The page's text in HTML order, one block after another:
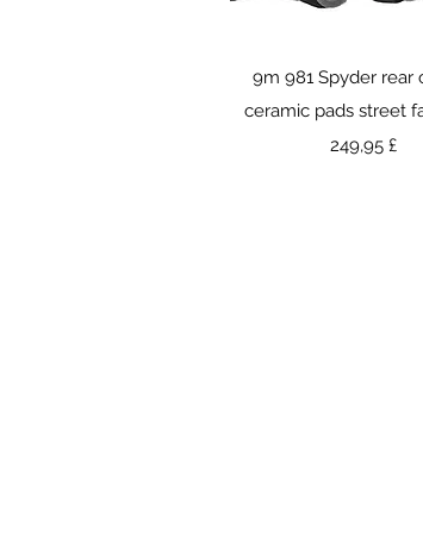
Γρήγορη
9m 981 Spyder rear
ceramic pads street
Τιμή
249,95 £